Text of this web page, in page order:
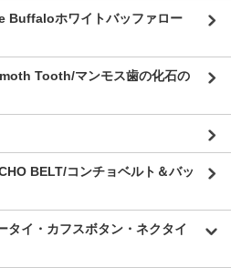
Buffaloホワイトバッファロー
Tooth/マンモス歯の化石の
BELT/コンチョベルト＆バッ
タイ・カフスボタン・ネクタイ